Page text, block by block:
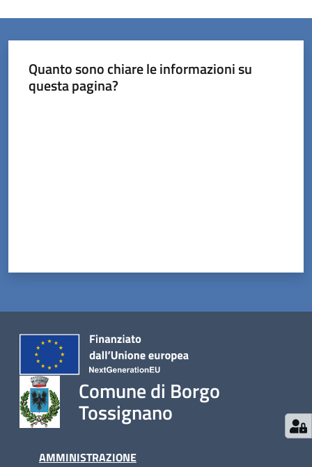
Quanto sono chiare le informazioni su
questa pagina?
Comune di Borgo
Tossignano
AMMINISTRAZIONE